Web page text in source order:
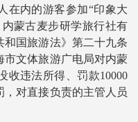
在内的游客参加“印象大
蒙古麦步研学旅行社有
和国旅游法》第二十九条
市文体旅游广电局对内蒙
收违法所得、罚款10000
，对直接负责的主管人员